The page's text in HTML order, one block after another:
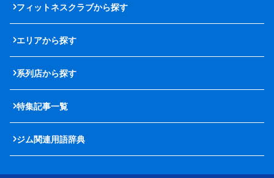
フィットネスクラブから探す
エリアから探す
系列店から探す
特集記事一覧
ジム関連用語辞典